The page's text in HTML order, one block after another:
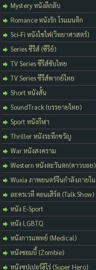
Mystery หนังลึกลับ
Romance หนังรัก โรแมนติก
Sci-Fi หนังไซไฟ(วิทยาศาสตร์)
Series ซีรีส์ (ซีรีย์)
TV Series ซีรีส์ซับไทย
TV Series ซีรีส์พากย์ไทย
Short หนังสั้น
SoundTrack (บรรยายไทย)
Sport หนังกีฬา
Thriller หนังระทึกขวัญ
War หนังสงคราม
Western หนังตะวันตก(คาวบอย)
Wuxia ภาพยนตร์จีนกำลังภายใน
ละครเวที คอนเสิร์ต (Talk Show)
หนัง E-Sport
หนัง LGBTQ
หนังการแพทย์ (Medical)
หนังซอมบี้ (Zombie)
หนังซุปเปอร์ฮีโร่ (Super Hero)